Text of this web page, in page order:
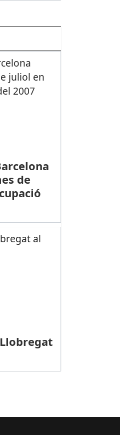
FEMENINA): L’Esplugues perd a
de